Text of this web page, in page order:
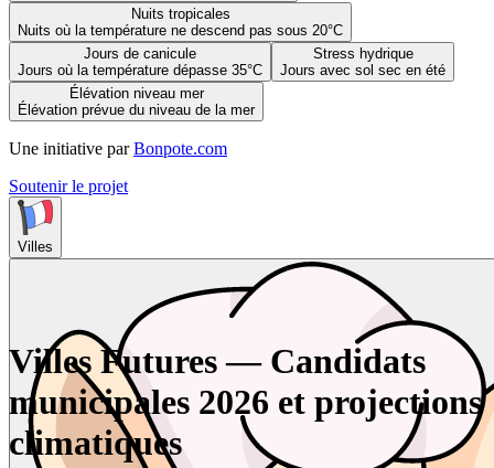
Nuits tropicales
Nuits où la température ne descend pas sous 20°C
Jours de canicule
Jours où la température dépasse 35°C
Stress hydrique
Jours avec sol sec en été
Élévation niveau mer
Élévation prévue du niveau de la mer
Une initiative par Bonpote.com
Soutenir le projet
Villes
Villes Futures — Candidats
municipales 2026 et projections
climatiques